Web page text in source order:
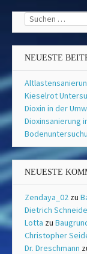
Suchen
nach:
NEUESTE
Kieselrot
Dioxin in der
Dioxinsanierung
NEUESTE
Zendaya_02 zu
Dietrich
Lotta zu
Christopher
Dr. Dreschmann